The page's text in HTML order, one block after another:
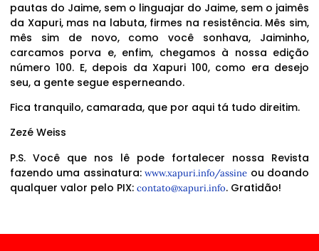
pautas do Jaime, sem o linguajar do Jaime, sem o jaimês
da Xapuri, mas na labuta, firmes na resistência. Mês sim,
mês sim de novo, como você sonhava, Jaiminho,
carcamos porva e, enfim, chegamos à nossa edição
número 100. E, depois da Xapuri 100, como era desejo
seu, a gente segue esperneando.
Fica tranquilo, camarada, que por aqui tá tudo direitim.
Zezé Weiss
P.S. Você que nos lê pode fortalecer nossa Revista
fazendo uma assinatura:www.xapuri.info/assine ou doando
qualquer valor pelo PIX: contato@xapuri.info. Gratidão!